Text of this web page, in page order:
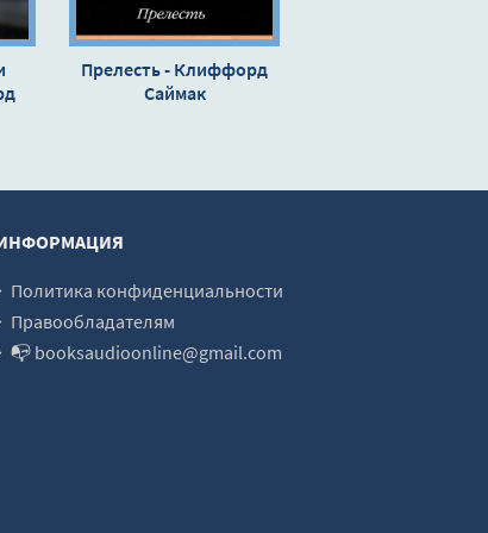
Прелесть - Клиффорд
Саймак
Политика конфиденциальности
Правообладателям
📭 booksaudioonline@gmail.com